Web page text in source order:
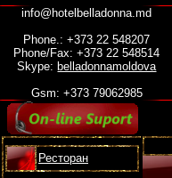
info@hotelbelladonna.md
Phone.: +373 22 548207
Phone/Fax: +373 22 548514
Skype: belladonnamoldova
Gsm: +373 79062985
Ресторан